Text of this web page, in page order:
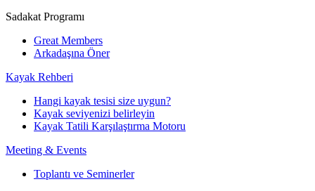
Sadakat Programı
Great Members
Arkadaşına Öner
Kayak Rehberi
Hangi kayak tesisi size uygun?
Kayak seviyenizi belirleyin
Kayak Tatili Karşılaştırma Motoru
Meeting & Events
Toplantı ve Seminerler